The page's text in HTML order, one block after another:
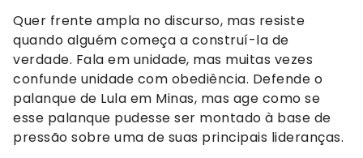
Quer frente ampla no discurso, mas resiste
quando alguém começa a construí-la de
verdade. Fala em unidade, mas muitas vezes
confunde unidade com obediência. Defende o
palanque de Lula em Minas, mas age como se
esse palanque pudesse ser montado à base de
pressão sobre uma de suas principais lideranças.